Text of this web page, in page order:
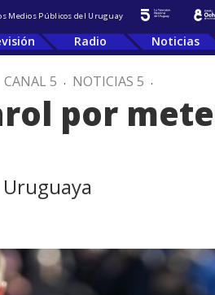
Medios Públicos del Uruguay
Radio Noticias
CANAL 5 . NOTICIAS 5 .
por